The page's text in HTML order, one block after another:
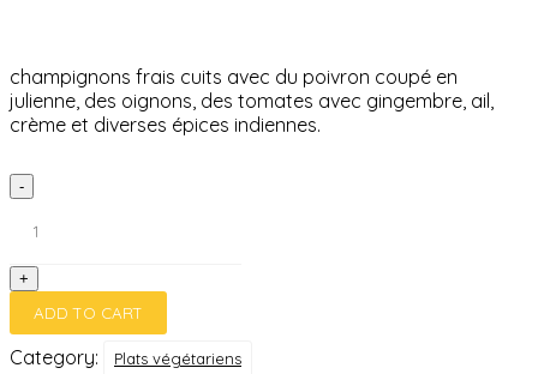
champignons frais cuits avec du poivron coupé en
julienne, des oignons, des tomates avec gingembre, ail,
crème et diverses épices indiennes.
Mushroom
quantity
-
+
ADD TO CART
Category: Plats végétariens